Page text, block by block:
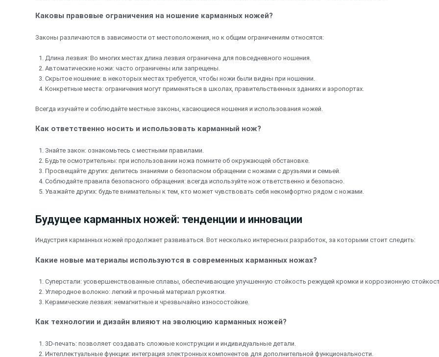
Каковы правовые ограничения на ношение карманных ножей?
Законы различаются в зависимости от местоположения, но к общим ограничениям относятся:
Длина лезвия: Во многих местах длина лезвия ограничена для повседневного ношения.
Автоматические ножи: часто ограничены или запрещены.
Скрытое ношение: в некоторых местах требуется, чтобы ножи были видны при ношении.
Конкретные места: ограничения могут применяться в школах, правительственных зданиях и аэропортах.
Всегда изучайте и соблюдайте местные законы, касающиеся ношения и использования ножей.
Как ответственно носить и использовать карманный нож?
Знайте закон: ознакомьтесь с местными правилами.
Будьте осмотрительны: при использовании ножа помните об окружающей обстановке.
Просвещайте других: делитесь знаниями о безопасном обращении с ножами с друзьями и семьей.
Соблюдайте правила безопасного обращения: всегда используйте нож ответственно и безопасно.
Уважайте других: будьте внимательны к тем, кто может чувствовать себя некомфортно рядом с ножами.
Будущее карманных ножей: тенденции и инновации
Индустрия карманных ножей продолжает развиваться. Вот несколько интересных разработок, за которыми стоит следить:
Какие новые материалы используются в современных карманных ножах?
Суперстали: усовершенствованные сплавы, обеспечивающие улучшенную стойкость режущей кромки и коррозионную
Углеродное волокно: легкий и прочный материал рукоятки.
Керамические лезвия: немагнитные и чрезвычайно износостойкие.
Как технологии и дизайн влияют на эволюцию карманных ножей?
3D-печать: позволяет создавать сложные конструкции и индивидуальные детали.
Интеллектуальные функции: интеграция электронных компонентов для дополнительной функциональности.